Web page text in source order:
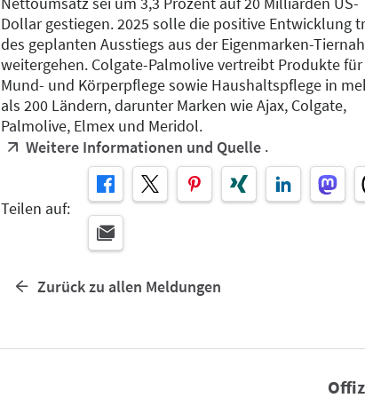
Dollar gestiegen. 2025 solle die positive Entwicklung
des geplanten Ausstiegs aus der Eigenmarken-
weitergehen. Colgate-Palmolive vertreibt Produkte für
Mund- und Körperpflege sowie Haushaltspflege in
als 200 Ländern, darunter Marken wie Ajax, Colgate,
Palmolive, Elmex und Meridol.
Weitere Informationen und Quelle.
Teilen auf:
Zurück zu allen Meldungen